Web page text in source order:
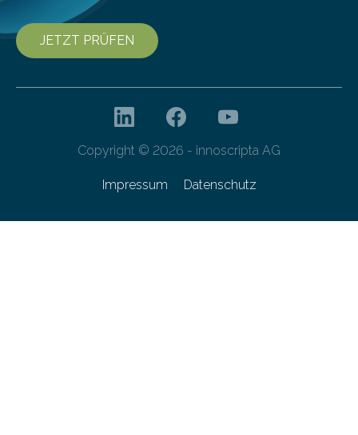
JETZT PRÜFEN
Copyright © 2026 - innoscripta AG
Impressum Datenschutz